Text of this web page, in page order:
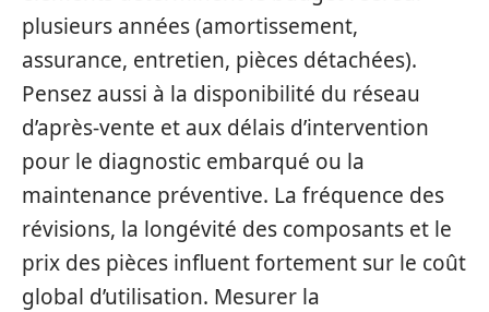
plusieurs années (amortissement,
assurance, entretien, pièces détachées).
Pensez aussi à la disponibilité du réseau
d’après-vente et aux délais d’intervention
pour le diagnostic embarqué ou la
maintenance préventive. La fréquence des
révisions, la longévité des composants et le
prix des pièces influent fortement sur le coût
global d’utilisation. Mesurer la